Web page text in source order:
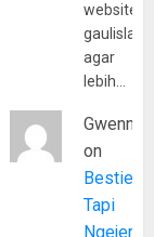
website
agar
lebih…
Gwenny
on
Bestie
Tapi